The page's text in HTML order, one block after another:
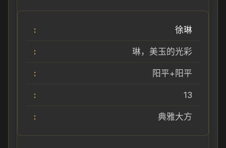
徐琳
琳，美玉的光彩
阳平+阳平
13
典雅大方